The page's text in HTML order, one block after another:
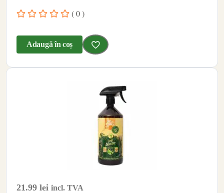
( 0 )
Adaugă în coș
21.99 lei incl. TVA